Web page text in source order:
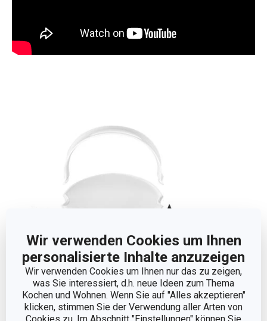
Wir verwenden Cookies um Ihnen
personalisierte Inhalte anzuzeigen
Wir verwenden Cookies um Ihnen nur das zu zeigen,
was Sie interessiert, d.h. neue Ideen zum Thema
Kochen und Wohnen. Wenn Sie auf "Alles akzeptieren"
klicken, stimmen Sie der Verwendung aller Arten von
Abmessungen